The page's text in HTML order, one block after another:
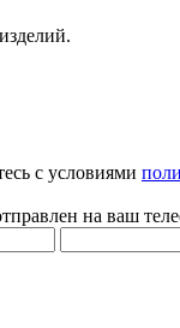
с условиями
на ваш